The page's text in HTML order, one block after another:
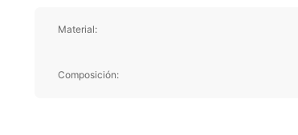
Material:
Composición: